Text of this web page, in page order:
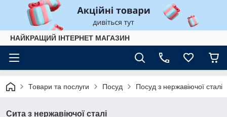
НАЙКРАЩИЙ ІНТЕРНЕТ МАГАЗИН
Товари та послуги Посуд Посуд з нержавіючої сталі
Сита з нержавіючої сталі